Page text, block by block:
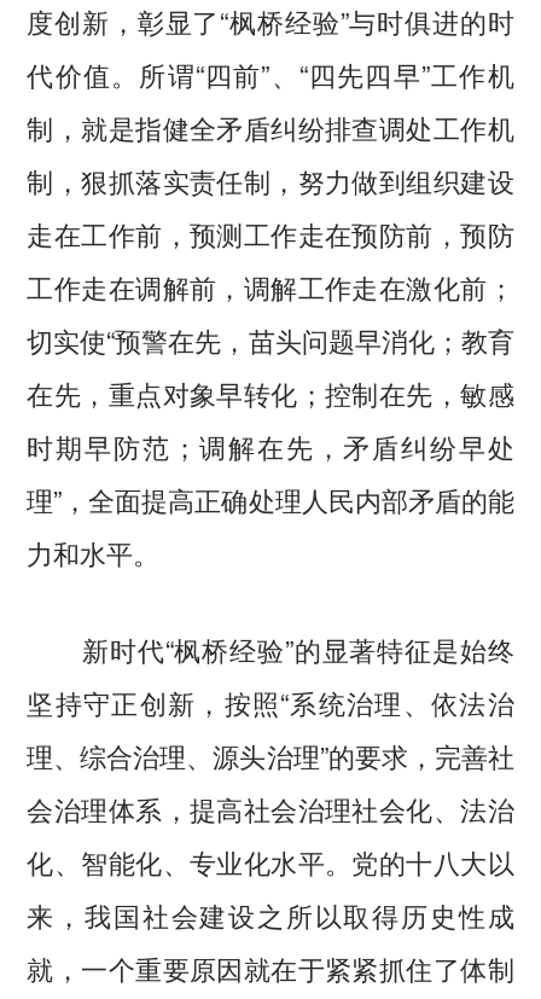
度创新，彰显了“枫桥经验”与时俱进的时
代价值。所谓“四前”、“四先四早”工作机
制，就是指健全矛盾纠纷排查调处工作机
制，狠抓落实责任制，努力做到组织建设
走在工作前，预测工作走在预防前，预防
工作走在调解前，调解工作走在激化前；
切实使“预警在先，苗头问题早消化；教育
在先，重点对象早转化；控制在先，敏感
时期早防范；调解在先，矛盾纠纷早处
理”，全面提高正确处理人民内部矛盾的能
力和水平。
新时代“枫桥经验”的显著特征是始终
坚持守正创新，按照“系统治理、依法治
理、综合治理、源头治理”的要求，完善社
会治理体系，提高社会治理社会化、法治
化、智能化、专业化水平。党的十八大以
来，我国社会建设之所以取得历史性成
就，一个重要原因就在于紧紧抓住了体制